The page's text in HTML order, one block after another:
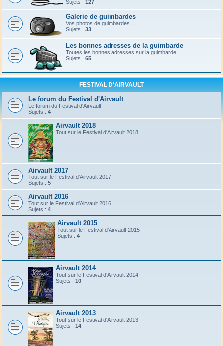
Sujets : 127
Galerie de guimbardes
Vos photos de guimbardes.
Sujets : 33
Les bonnes adresses de la guimbarde
Toutes les bonnes adresses sur la guimbarde
Sujets : 65
FESTIVAL D'AIRVAULT
Le forum du Festival d'Airvault
Le forum du Festival d'Airvault
Sujets : 4
Airvault 2018
Tout sur le Festival d'Airvault 2018
Airvault 2017
Tout sur le Festival d'Airvault 2017
Sujets : 5
Airvault 2016
Tout sur le Festival d'Airvault 2016
Sujets : 4
Airvault 2015
Tout sur le Festival d'Airvault 2015
Sujets : 4
Airvault 2014
Tout sur le Festival d'Airvault 2014
Sujets : 10
Airvault 2013
Tout sur le Festival d'Airvault 2013
Sujets : 14